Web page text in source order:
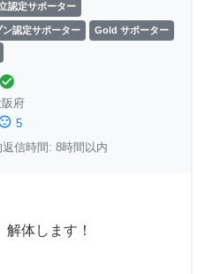
認定サポーター
ン認定サポーター Gold サポーター
check_circle
阪府
5
信時間: 8時間以内
体します！